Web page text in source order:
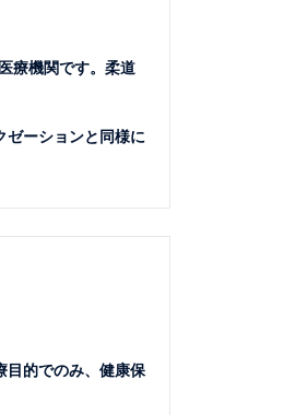
療機関です。柔道
ゼーションと同様に
目的でのみ、健康保